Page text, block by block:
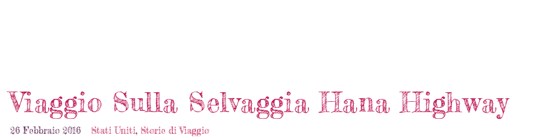
Viaggio Sulla Selvaggia Hana Highway
26 Febbraio 2016 Stati Uniti, Storie di Viaggio